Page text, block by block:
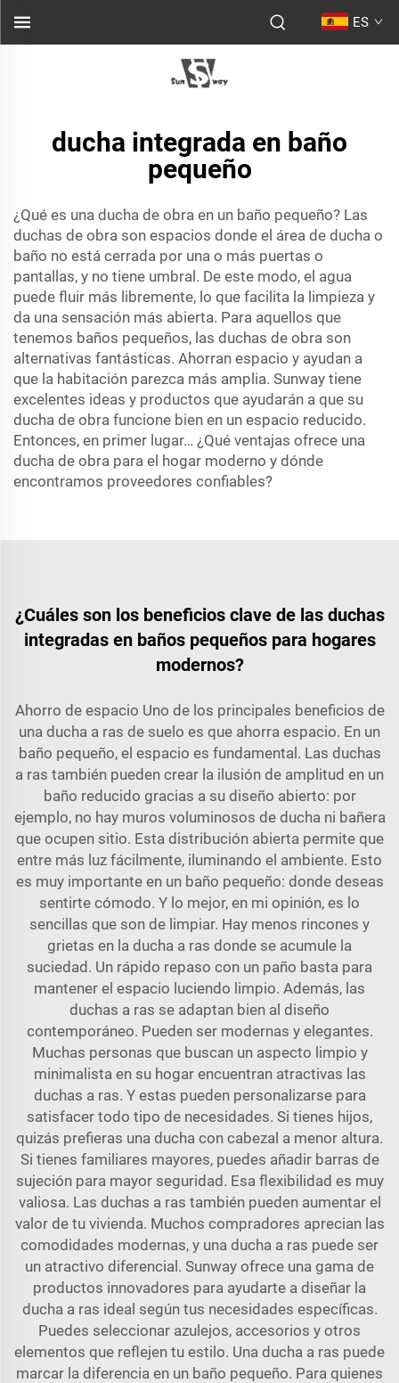
ES
ducha integrada en baño
pequeño
¿Qué es una ducha de obra en un baño pequeño? Las
duchas de obra son espacios donde el área de ducha o
baño no está cerrada por una o más puertas o
pantallas, y no tiene umbral. De este modo, el agua
puede fluir más libremente, lo que facilita la limpieza y
da una sensación más abierta. Para aquellos que
tenemos baños pequeños, las duchas de obra son
alternativas fantásticas. Ahorran espacio y ayudan a
que la habitación parezca más amplia. Sunway tiene
excelentes ideas y productos que ayudarán a que su
ducha de obra funcione bien en un espacio reducido.
Entonces, en primer lugar… ¿Qué ventajas ofrece una
ducha de obra para el hogar moderno y dónde
encontramos proveedores confiables?
¿Cuáles son los beneficios clave de las duchas
integradas en baños pequeños para hogares
modernos?
Ahorro de espacio Uno de los principales beneficios de
una ducha a ras de suelo es que ahorra espacio. En un
baño pequeño, el espacio es fundamental. Las duchas
a ras también pueden crear la ilusión de amplitud en un
baño reducido gracias a su diseño abierto: por
ejemplo, no hay muros voluminosos de ducha ni bañera
que ocupen sitio. Esta distribución abierta permite que
entre más luz fácilmente, iluminando el ambiente. Esto
es muy importante en un baño pequeño: donde deseas
sentirte cómodo. Y lo mejor, en mi opinión, es lo
sencillas que son de limpiar. Hay menos rincones y
grietas en la ducha a ras donde se acumule la
suciedad. Un rápido repaso con un paño basta para
mantener el espacio luciendo limpio. Además, las
duchas a ras se adaptan bien al diseño
contemporáneo. Pueden ser modernas y elegantes.
Muchas personas que buscan un aspecto limpio y
minimalista en su hogar encuentran atractivas las
duchas a ras. Y estas pueden personalizarse para
satisfacer todo tipo de necesidades. Si tienes hijos,
quizás prefieras una ducha con cabezal a menor altura.
Si tienes familiares mayores, puedes añadir barras de
sujeción para mayor seguridad. Esa flexibilidad es muy
valiosa. Las duchas a ras también pueden aumentar el
valor de tu vivienda. Muchos compradores aprecian las
comodidades modernas, y una ducha a ras puede ser
un atractivo diferencial. Sunway ofrece una gama de
productos innovadores para ayudarte a diseñar la
ducha a ras ideal según tus necesidades específicas.
Puedes seleccionar azulejos, accesorios y otros
elementos que reflejen tu estilo. Una ducha a ras puede
marcar la diferencia en un baño pequeño. Para quienes